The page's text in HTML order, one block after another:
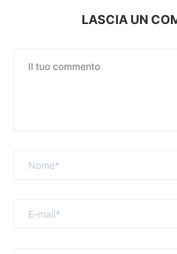
LASCIA UN